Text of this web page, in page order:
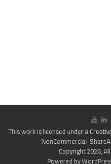
NonCommercial-
Powered by